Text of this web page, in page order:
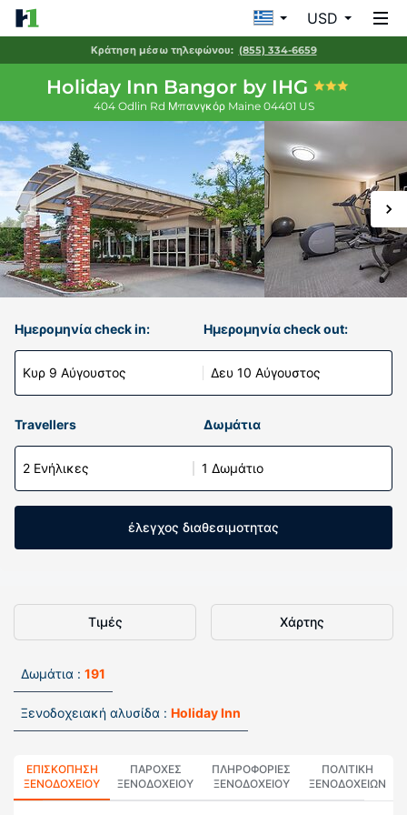
USD
Κράτηση μέσω τηλεφώνου: (855) 334-6659
Holiday Inn Bangor by IHG
404 Odlin Rd Μπανγκόρ Maine 04401 US
Ημερομηνία check in:
Κυρ 9 Αύγουστος
Ημερομηνία check out:
Δευ 10 Αύγουστος
Travellers Δωμάτια
2 Ενήλικες 1 Δωμάτιο
έλεγχος διαθεσιμοτητας
Τιμές Χάρτης
Δωμάτια : 191
Ξενοδοχειακή αλυσίδα : Holiday Inn
ΕΠΙΣΚΌΠΗΣΗ
ΞΕΝΟΔΟΧΕΊΟΥ
ΠΑΡΟΧΕΣ
ΞΕΝΟΔΟΧΕΙΟΥ
ΠΛΗΡΟΦΟΡΊΕΣ
ΞΕΝΟΔΟΧΕΊΟΥ
ΠΟΛΙΤΙΚΗ
ΞΕΝΟΔΟΧΕΊΩΝ